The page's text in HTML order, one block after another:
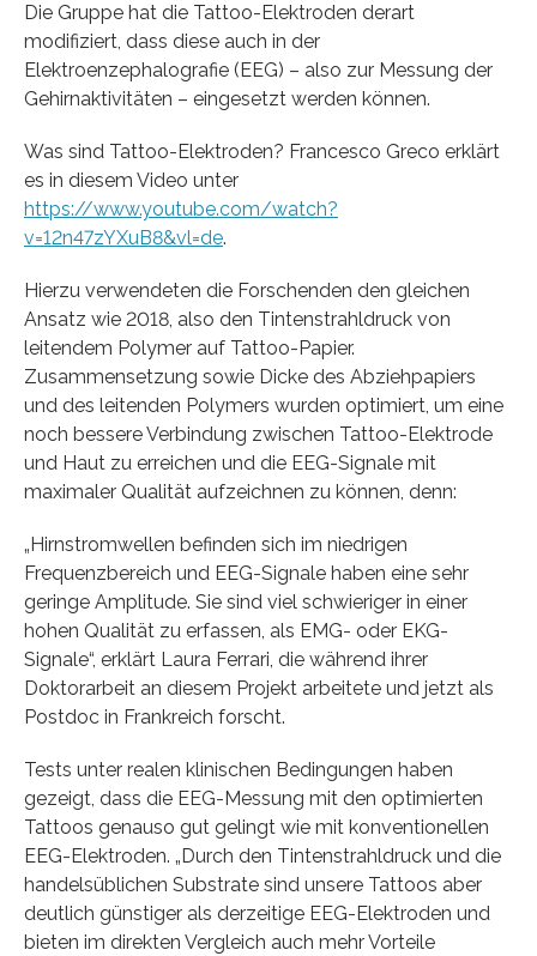
Die Gruppe hat die Tattoo-Elektroden derart
modifiziert, dass diese auch in der
Elektroenzephalografie (EEG) – also zur Messung der
Gehirnaktivitäten – eingesetzt werden können.
Was sind Tattoo-Elektroden? Francesco Greco erklärt
es in diesem Video unter
https://www.youtube.com/watch?
v=12n47zYXuB8&vl=de.
Hierzu verwendeten die Forschenden den gleichen
Ansatz wie 2018, also den Tintenstrahldruck von
leitendem Polymer auf Tattoo-Papier.
Zusammensetzung sowie Dicke des Abziehpapiers
und des leitenden Polymers wurden optimiert, um eine
noch bessere Verbindung zwischen Tattoo-Elektrode
und Haut zu erreichen und die EEG-Signale mit
maximaler Qualität aufzeichnen zu können, denn:
„Hirnstromwellen befinden sich im niedrigen
Frequenzbereich und EEG-Signale haben eine sehr
geringe Amplitude. Sie sind viel schwieriger in einer
hohen Qualität zu erfassen, als EMG- oder EKG-
Signale“, erklärt Laura Ferrari, die während ihrer
Doktorarbeit an diesem Projekt arbeitete und jetzt als
Postdoc in Frankreich forscht.
Tests unter realen klinischen Bedingungen haben
gezeigt, dass die EEG-Messung mit den optimierten
Tattoos genauso gut gelingt wie mit konventionellen
EEG-Elektroden. „Durch den Tintenstrahldruck und die
handelsüblichen Substrate sind unsere Tattoos aber
deutlich günstiger als derzeitige EEG-Elektroden und
bieten im direkten Vergleich auch mehr Vorteile